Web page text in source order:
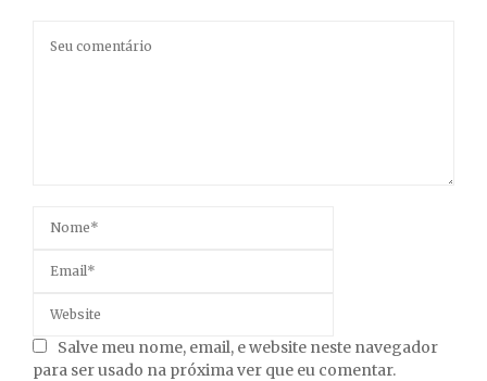
Salve meu nome, email, e website neste navegador
para ser usado na próxima ver que eu comentar.